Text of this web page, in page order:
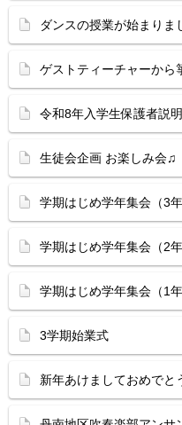
ダンスの授業が始まりま
ゲストティーチャーから
令和8年入学生保護者説
生徒会企画 お楽しみ会♫
学期はじめ学年集会（3年
学期はじめ学年集会（2年
学期はじめ学年集会（1年
3学期始業式
新年あけましておめでと